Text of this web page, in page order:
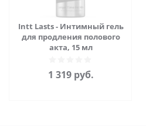
Intt Lasts - Интимный гель
для продления полового
акта, 15 мл
1 319 руб.